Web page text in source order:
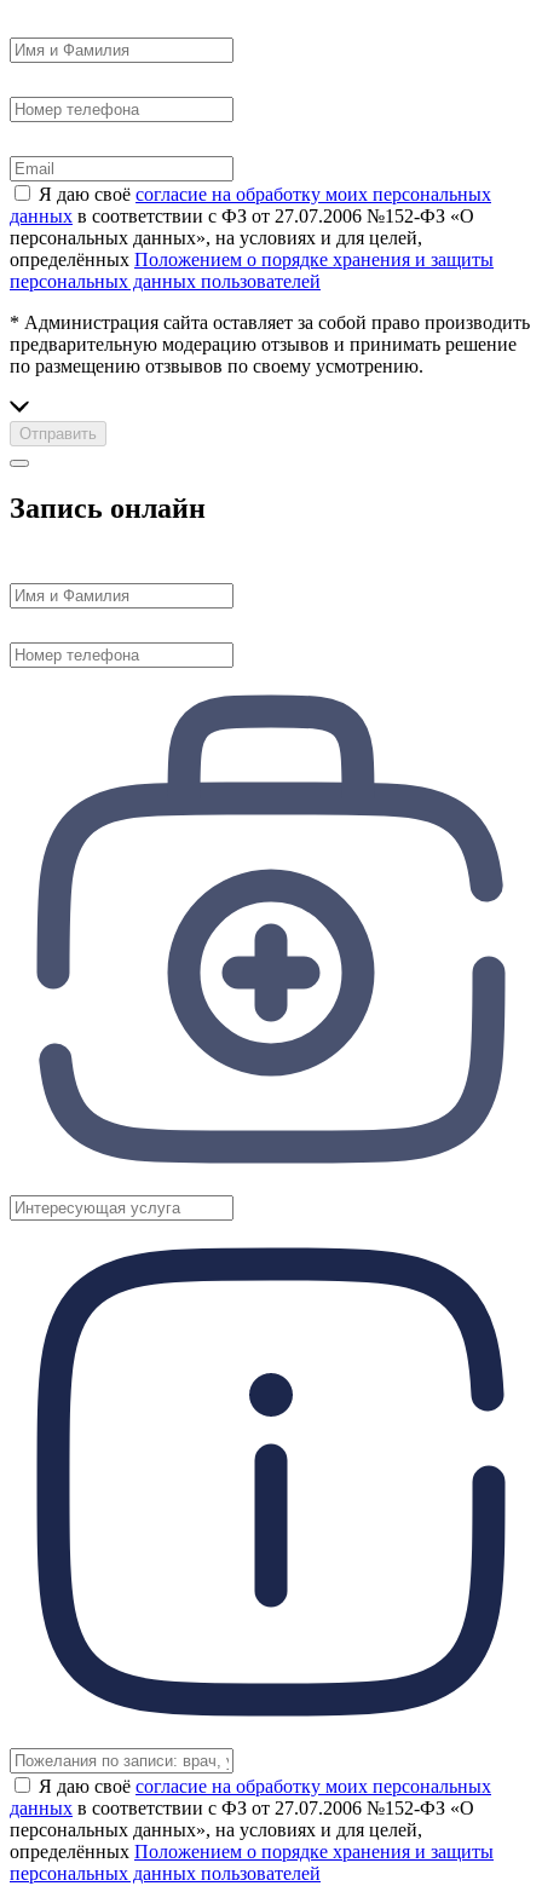
Я даю своё согласие на обработку моих персональных
данных в соответствии с ФЗ от 27.07.2006 №152-ФЗ «О
персональных данных», на условиях и для целей,
определённых Положением о порядке хранения и защиты
персональных данных пользователей
* Администрация сайта оставляет за собой право производить
предварительную модерацию отзывов и принимать решение
по размещению отзвывов по своему усмотрению.
Отправить
Запись онлайн
Я даю своё согласие на обработку моих персональных
данных в соответствии с ФЗ от 27.07.2006 №152-ФЗ «О
персональных данных», на условиях и для целей,
определённых Положением о порядке хранения и защиты
персональных данных пользователей